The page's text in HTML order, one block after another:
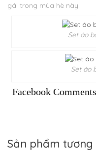
gái trong mùa hè này.
Set áo
Set áo
Facebook
Sản phẩm tương